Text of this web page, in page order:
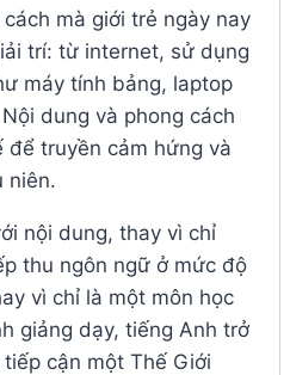
mà giới trẻ ngày nay
trí: từ internet, sử dụng
máy tính bảng, laptop
dung và phong cách
truyền cảm hứng và
niên.
nội dung, thay vì chỉ
thu ngôn ngữ ở mức độ
vì chỉ là một môn học
giảng dạy, tiếng Anh trở
cận một Thế Giới